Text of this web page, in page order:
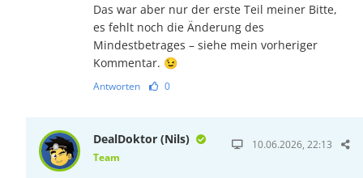
Das war aber nur der erste Teil meiner Bitte,
es fehlt noch die Änderung des
Mindestbetrages – siehe mein vorheriger
Kommentar. 😉
Antworten 0
DealDoktor (Nils)
Team
10.06.2026, 22:13